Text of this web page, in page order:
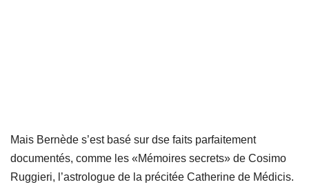
Mais Bernède s’est basé sur dse faits parfaitement
documentés, comme les «Mémoires secrets» de Cosimo
Ruggieri, l’astrologue de la précitée Catherine de Médicis.